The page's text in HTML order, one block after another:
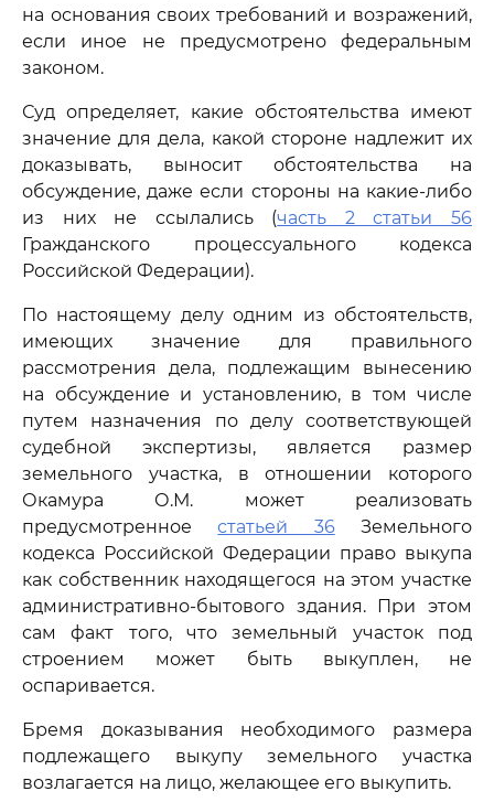
на основания своих требований и возражений,
если иное не предусмотрено федеральным
законом.
Суд определяет, какие обстоятельства имеют
значение для дела, какой стороне надлежит их
доказывать, выносит обстоятельства на
обсуждение, даже если стороны на какие-либо
из них не ссылались (часть 2 статьи 56
Гражданского процессуального кодекса
Российской Федерации).
По настоящему делу одним из обстоятельств,
имеющих значение для правильного
рассмотрения дела, подлежащим вынесению
на обсуждение и установлению, в том числе
путем назначения по делу соответствующей
судебной экспертизы, является размер
земельного участка, в отношении которого
Окамура О.М. может реализовать
предусмотренноестатьей 36Земельного
кодекса Российской Федерации право выкупа
как собственник находящегося на этом участке
административно-бытового здания. При этом
сам факт того, что земельный участок под
строением может быть выкуплен, не
оспаривается.
Бремя доказывания необходимого размера
подлежащего выкупу земельного участка
возлагается на лицо, желающее его выкупить.